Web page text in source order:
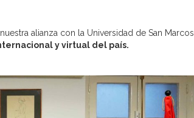
alianza con la Universidad de San Marcos,
y virtual del país.